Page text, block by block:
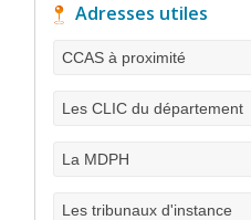
Adresses utiles
CCAS à proximité
Les CLIC du département
La MDPH
Les tribunaux d'instance